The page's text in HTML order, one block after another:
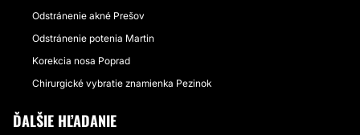
Odstránenie akné Prešov
Odstránenie potenia Martin
Korekcia nosa Poprad
Chirurgické vybratie znamienka Pezinok
ĎALŠIE HĽADANIE